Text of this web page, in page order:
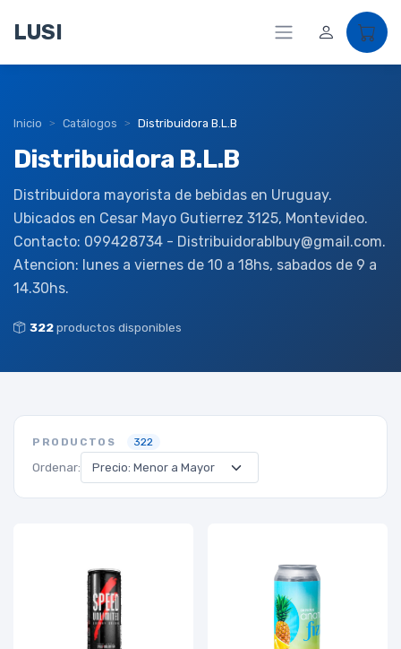
LUSI
Inicio Catálogos Distribuidora B.L.B
Distribuidora B.L.B
Distribuidora mayorista de bebidas en Uruguay.
Ubicados en Cesar Mayo Gutierrez 3125, Montevideo.
Contacto: 099428734 - Distribuidorablbuy@gmail.com.
Atencion: lunes a viernes de 10 a 18hs, sabados de 9 a
14.30hs.
322productos disponibles
PRODUCTOS 322
Ordenar: